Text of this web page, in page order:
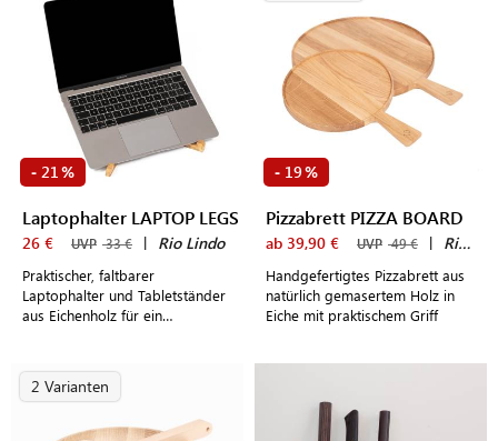
- 21 %
Laptophalter LAPTOP LEGS
26 € UVP 33 € | Rio Lindo
Praktischer, faltbarer
Laptophalter und Tabletständer
aus Eichenholz für ein
- 19 %
Pizzabrett PIZZA BOARD
ab 39,90 € UVP 49 € | Rio Lindo
Handgefertigtes Pizzabrett aus
natürlich gemasertem Holz in
Eiche mit praktischem Griff
2 Varianten